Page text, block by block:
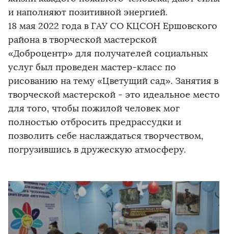
и наполняют позитивной энергией.
18 мая 2022 года в ГАУ СО КЦСОН Ершовского
района в творческой мастерской
«Доброцентр» для получателей социальных
услуг был проведен мастер-класс по
рисованию на тему «Цветущий сад». Занятия в
творческой мастерской - это идеальное место
для того, чтобы пожилой человек мог
полностью отбросить предрассудки и
позволить себе наслаждаться творчеством,
погрузившись в дружескую атмосферу.